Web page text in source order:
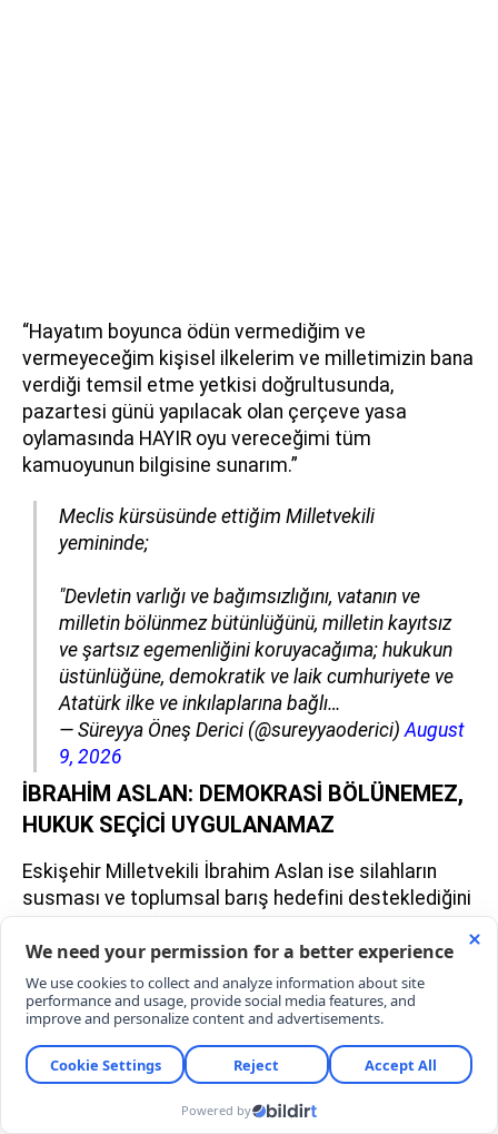
“Hayatım boyunca ödün vermediğim ve
vermeyeceğim kişisel ilkelerim ve milletimizin bana
verdiği temsil etme yetkisi doğrultusunda,
pazartesi günü yapılacak olan çerçeve yasa
oylamasında HAYIR oyu vereceğimi tüm
kamuoyunun bilgisine sunarım.”
Meclis kürsüsünde ettiğim Milletvekili
yemininde;
"Devletin varlığı ve bağımsızlığını, vatanın ve
milletin bölünmez bütünlüğünü, milletin kayıtsız
ve şartsız egemenliğini koruyacağıma; hukukun
üstünlüğüne, demokratik ve laik cumhuriyete ve
Atatürk ilke ve inkılaplarına bağlı…
— Süreyya Öneş Derici (@sureyyaoderici) August
9, 2026
İBRAHİM ASLAN: DEMOKRASİ BÖLÜNEMEZ,
HUKUK SEÇİCİ UYGULANAMAZ
Eskişehir Milletvekili İbrahim Aslan ise silahların
susması ve toplumsal barış hedefini desteklediğini
ancak bu hedefe ulaşmak için tercih edilen siyasi
ve hukuki yönteme itiraz ettiğini açıkladı.
Aslan, meseleye ilişkin temel itirazını şu sözlerle
ortaya koydu:
“Demokrasi bölünemez. Hukuk seçici uygulanamaz.
Millî irade, iktidarın işine geldiğinde hatırlanamaz.”